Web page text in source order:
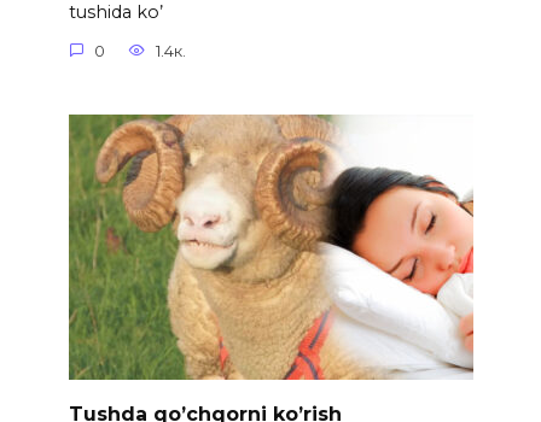
tushida ko’
0 1.4к.
Tushda qo’chqorni ko’rish